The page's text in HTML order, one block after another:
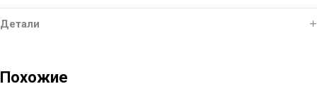
Детали
Похожие